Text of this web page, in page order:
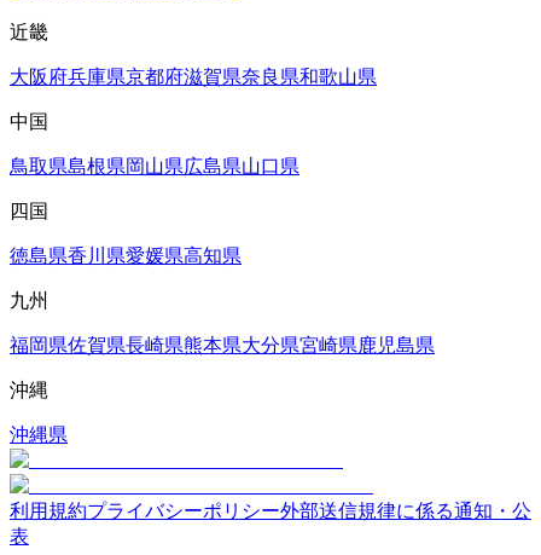
近畿
大阪府兵庫県京都府滋賀県奈良県和歌山県
中国
鳥取県島根県岡山県広島県山口県
四国
徳島県香川県愛媛県高知県
九州
福岡県佐賀県長崎県熊本県大分県宮崎県鹿児島県
沖縄
沖縄県
利用規約プライバシーポリシー外部送信規律に係る通知・公
表